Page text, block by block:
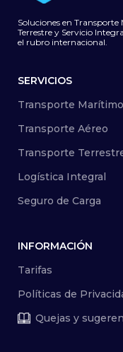
Soluciones en
Terrestre y Servicio
el rubro internacional.
SERVICIOS
Transporte Marítimo
Transporte Aéreo
Transporte
Logística Integral
Seguro de Carga
INFORMACIÓN
Tarifas
Políticas de
Quejas y